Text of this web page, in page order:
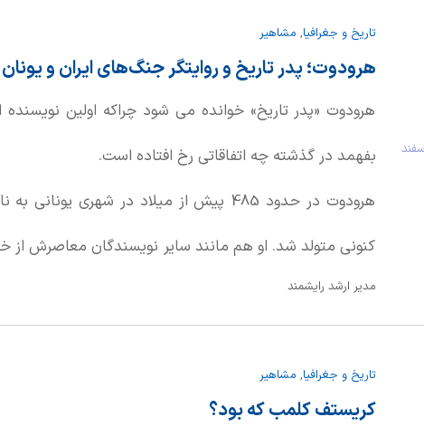
23 اسفند
تاریخ و جغرافیا, مشاهیر
هرودوت؛ پدر تاریخ و روایتگر جنگ‌های ایران و یونان
هرودوت «پدر تاریخ» خوانده می شود چراکه اولین
بفهمد در گذشته چه اتفاقاتی رخ افتاده است.
هرودوت در حدود 485 پیش از میلاد در شهری
کنونی متولد شد. او هم مانند سایر نویسندگان معاصرش از
خودش پول زیادی داشت. هرودوت به مدرسه رفته بود و در
مدیر ارشد رایشمند
تاریخ و جغرافیا, مشاهیر
کریستف کلمب که بود؟